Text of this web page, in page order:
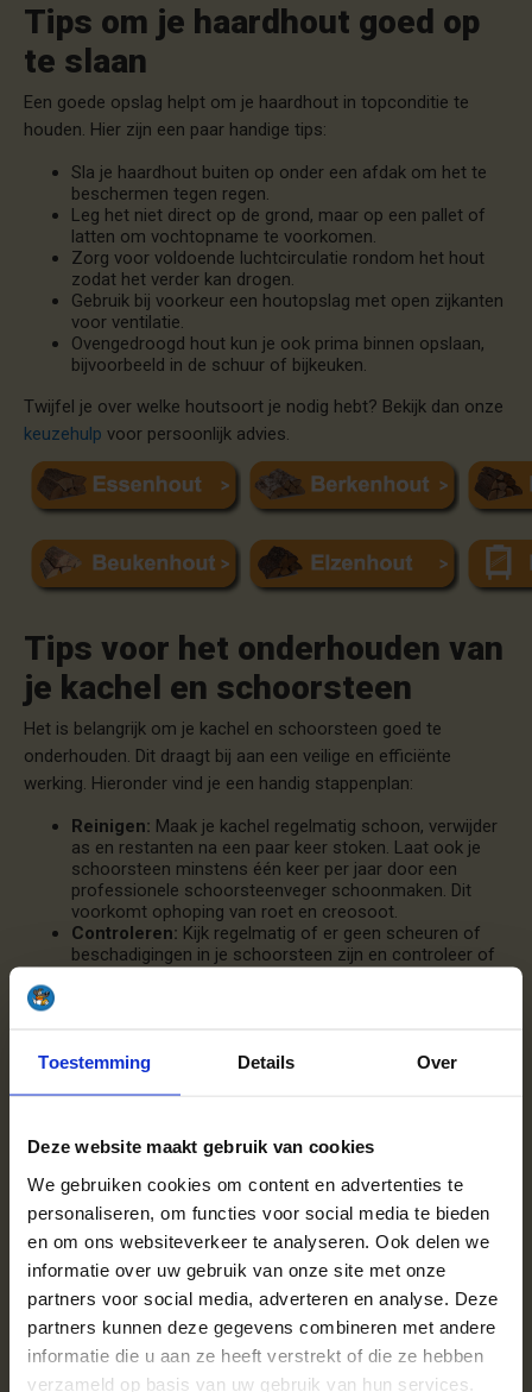
Toestemming Details Over
Deze website maakt gebruik van cookies
We gebruiken cookies om content en advertenties te
personaliseren, om functies voor social media te bieden
en om ons websiteverkeer te analyseren. Ook delen we
informatie over uw gebruik van onze site met onze
partners voor social media, adverteren en analyse. Deze
partners kunnen deze gegevens combineren met andere
informatie die u aan ze heeft verstrekt of die ze hebben
verzameld op basis van uw gebruik van hun services.
Tips om je haardhout goed op
te slaan
Een goede opslag helpt om je haardhout in topconditie te
houden. Hier zijn een paar handige tips:
Sla je haardhout buiten op onder een afdak om het te
beschermen tegen regen.
Leg het niet direct op de grond, maar op een pallet of
latten om vochtopname te voorkomen.
Zorg voor voldoende luchtcirculatie rondom het hout
zodat het verder kan drogen.
Gebruik bij voorkeur een houtopslag met open zijkanten
voor ventilatie.
Ovengedroogd hout kun je ook prima binnen opslaan,
bijvoorbeeld in de schuur of bijkeuken.
Twijfel je over welke houtsoort je nodig hebt? Bekijk dan onze
keuzehulp voor persoonlijk advies.
Tips voor het onderhouden van
je kachel en schoorsteen
Het is belangrijk om je kachel en schoorsteen goed te
onderhouden. Dit draagt bij aan een veilige en efficiënte
werking. Hieronder vind je een handig stappenplan:
Reinigen: Maak je kachel regelmatig schoon, verwijder
as en restanten na een paar keer stoken. Laat ook je
schoorsteen minstens één keer per jaar door een
professionele schoorsteenveger schoonmaken. Dit
voorkomt ophoping van roet en creosoot.
Controleren: Kijk regelmatig of er geen scheuren of
beschadigingen in je schoorsteen zijn en controleer of
deuren en ramen van je kachel goed sluiten en vervang
gedroogd haardhout en vermijd het stoken van afval of
te voorkomen.
Ventilatie: Zorg voor voldoende ventilatie in de ruimte
waar de kachel staat om een betere verbranding te
bevorderen en rookvorming binnen te verminderen.
Waarom kiezen voor
Haardhoutcompany in Breda?